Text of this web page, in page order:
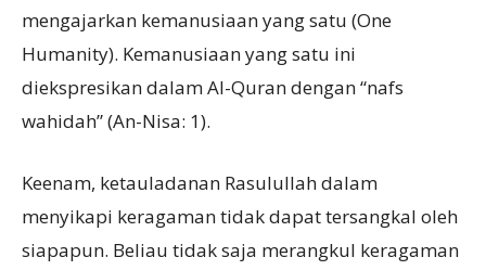
mengajarkan kemanusiaan yang satu (One
Humanity). Kemanusiaan yang satu ini
diekspresikan dalam Al-Quran dengan “nafs
wahidah” (An-Nisa: 1).
Keenam, ketauladanan Rasulullah dalam
menyikapi keragaman tidak dapat tersangkal oleh
siapapun. Beliau tidak saja merangkul keragaman